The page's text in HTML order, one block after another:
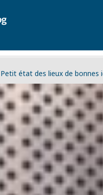
Petit état des lieux de bonnes